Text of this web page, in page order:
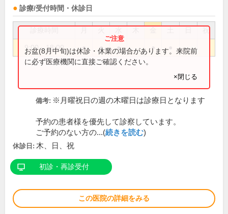
診療/受付時間・休診日
祝
9:00～18:00 ● ● ● ●
お盆(8月中旬)は休診・休業の場合があります。来院前
に必ず医療機関に直接ご確認ください。
×閉じる
備考: ※月曜祝日の週の木曜日は診療日となります
予約の患者様を優先して診察しています。
ご予約のない方の...(続きを読む)
休診日: 木、日、祝
初診・再診受付
この医院の詳細をみる